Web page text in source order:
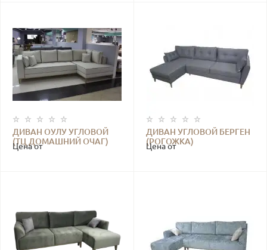
ДИВАН ОУЛУ УГЛОВОЙ
(ТЦ ДОМАШНИЙ ОЧАГ)
Цена от
ДИВАН УГЛОВОЙ БЕРГЕН
(РОГОЖКА)
Цена от